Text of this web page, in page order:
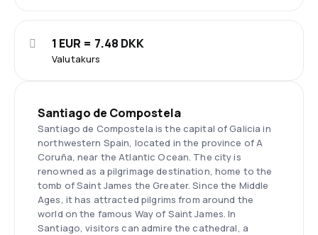
Valutakurs
1 EUR = 7.48 DKK
Santiago de Compostela
Santiago de Compostela is the capital of Galicia in
northwestern Spain, located in the province of A
Coruña, near the Atlantic Ocean. The city is
renowned as a pilgrimage destination, home to the
tomb of Saint James the Greater. Since the Middle
Ages, it has attracted pilgrims from around the
world on the famous Way of Saint James. In
Santiago, visitors can admire the cathedral, a